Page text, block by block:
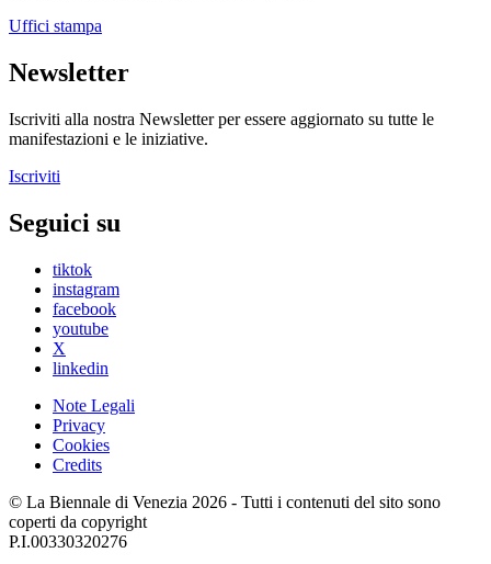
Uffici stampa
Newsletter
Iscriviti alla nostra Newsletter per essere aggiornato su tutte le
manifestazioni e le iniziative.
Iscriviti
Seguici su
tiktok
instagram
facebook
youtube
X
linkedin
Note Legali
Privacy
Cookies
Credits
© La Biennale di Venezia 2026 - Tutti i contenuti del sito sono
coperti da copyright
P.I.00330320276